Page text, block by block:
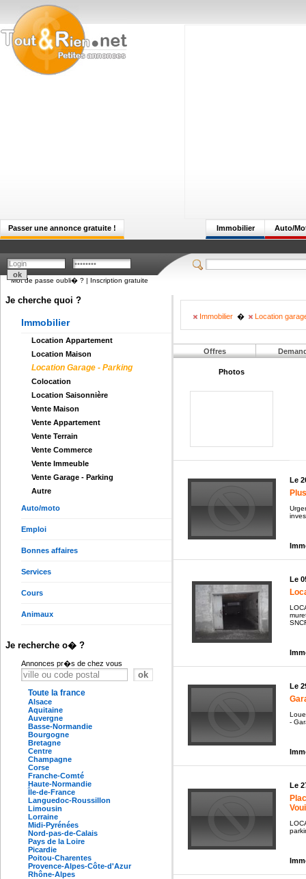
Passer une annonce gratuite ! Auto/
Immobilier
Mot de passe oubli� ? | Inscription gratuite
Je cherche quoi ?
Immobilier
Location Appartement
Location Maison
Location Garage - Parking
Colocation
Location Saisonnière
Vente Maison
Vente Appartement
Vente Terrain
Vente Commerce
Vente Immeuble
Vente Garage - Parking
Autre
Auto/moto
Emploi
Bonnes affaires
Services
Cours
Animaux
Je recherche o� ?
Annonces pr�s de chez vous
Toute la france
Alsace
Aquitaine
Auvergne
Basse-Normandie
Bourgogne
Bretagne
Centre
Champagne
Corse
Franche-Comté
Haute-Normandie
Île-de-France
Languedoc-Roussillon
Limousin
Lorraine
Midi-Pyrénées
Nord-pas-de-Calais
Pays de la Loire
Picardie
Poitou-Charentes
Provence-Alpes-Côte-d'Azur
Rhône-Alpes
Immobilier � Location
Offres
Photos
Le
Le
Le
-
Le